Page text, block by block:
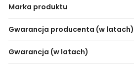
Marka produktu
Gwarancja producenta (w latach)
Gwarancja (w latach)